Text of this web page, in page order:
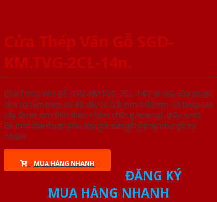
Cửa Thép Vân Gỗ SGD-
KM.TVG-2CL-14n.
Cửa Thép Vân Gỗ SGD-KM.TVG-2CL-14n. là loại cửa được
làm từ tấm thép có độ dày từ 0,8 mm-1.00mm , là thép cao
cấp được sơn tĩnh điện nhằm chống hoen gỉ, trầy xước.
Bề mặt cửa được phủ lớp giả vân gỗ giống như gỗ tự
nhiên
MUA HÀNG NHANH
ĐĂNG KÝ
MUA HÀNG NHANH